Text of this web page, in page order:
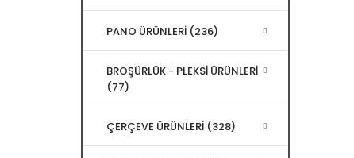
PANO ÜRÜNLERİ (236)
BROŞÜRLÜK - PLEKSİ ÜRÜNLERİ
(77)
ÇERÇEVE ÜRÜNLERİ (328)